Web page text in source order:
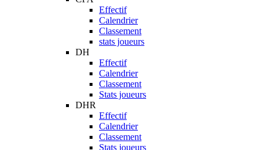
Effectif
Calendrier
Classement
stats joueurs
DH
Effectif
Calendrier
Classement
Stats joueurs
DHR
Effectif
Calendrier
Classement
Stats joueurs